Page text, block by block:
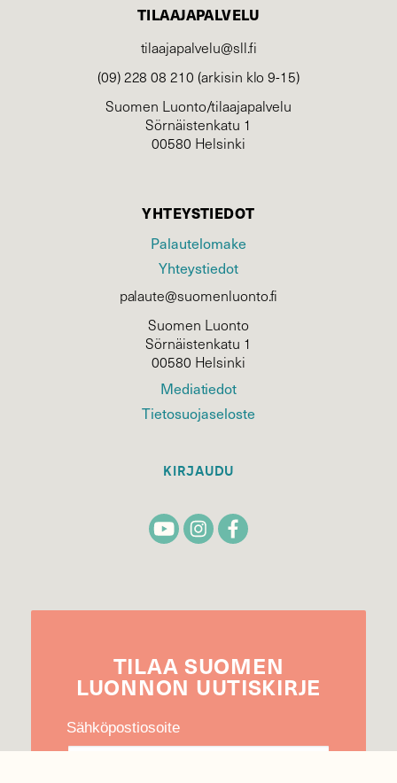
TILAAJAPALVELU
tilaajapalvelu@sll.fi
(09) 228 08 210 (arkisin klo 9-15)
Suomen Luonto/tilaajapalvelu
Sörnäistenkatu 1
00580 Helsinki
YHTEYSTIEDOT
Palautelomake
Yhteystiedot
palaute@suomenluonto.fi
Suomen Luonto
Sörnäistenkatu 1
00580 Helsinki
Mediatiedot
Tietosuojaseloste
KIRJAUDU
TILAA SUOMEN
LUONNON UUTIS­KIRJE
Sähköpostiosoite